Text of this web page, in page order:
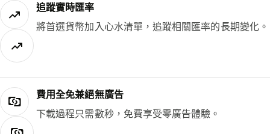
追蹤實時匯率
將首選貨幣加入心水清單，追蹤相關匯率的長期變化。
費用全免兼絕無廣告
下載過程只需數秒，免費享受零廣告體驗。